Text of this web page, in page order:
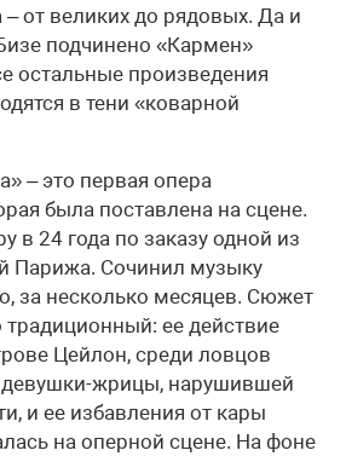
– от великих до рядовых. Да и
подчинено «Кармен»
остальные произведения
в тени «коварной
– это первая опера
была поставлена на сцене.
в 24 года по заказу одной из
Парижа. Сочинил музыку
за несколько месяцев. Сюжет
ее действие
Цейлон, среди ловцов
девушки-жрицы, нарушившей
и ее избавления от кары
на оперной сцене. На фоне